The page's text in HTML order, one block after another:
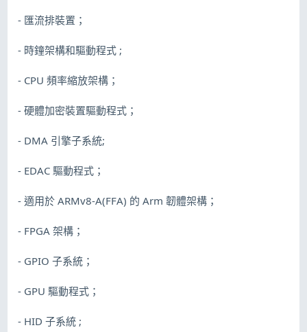
- 匯流排裝置；
- 時鐘架構和驅動程式 ;
- CPU 頻率縮放架構；
- 硬體加密裝置驅動程式；
- DMA 引擎子系統;
- EDAC 驅動程式；
- 適用於 ARMv8-A(FFA) 的 Arm 韌體架構；
- FPGA 架構；
- GPIO 子系統；
- GPU 驅動程式；
- HID 子系統 ;